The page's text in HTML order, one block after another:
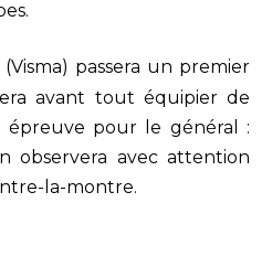
passera un premier
avant tout équipier de
épreuve pour le général :
observera avec attention
la-montre.